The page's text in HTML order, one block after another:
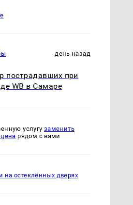
день назад
пострадавших при
WB в Самаре
услугу заменить
рядом с вами
на остеклённых дверях